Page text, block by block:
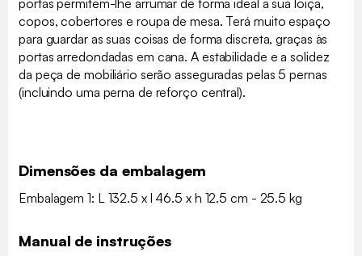
copos, cobertores e roupa de mesa. Terá muito espaço
para guardar as suas coisas de forma discreta, graças às
portas arredondadas em cana. A estabilidade e a solidez
da peça de mobiliário serão asseguradas pelas 5 pernas
(incluindo uma perna de reforço central).
Dimensões da embalagem
Embalagem 1: L 132.5 x l 46.5 x h 12.5 cm - 25.5 kg
Manual de instruções